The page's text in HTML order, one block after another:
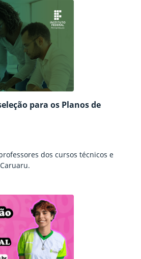
para os Planos de
dos cursos técnicos e